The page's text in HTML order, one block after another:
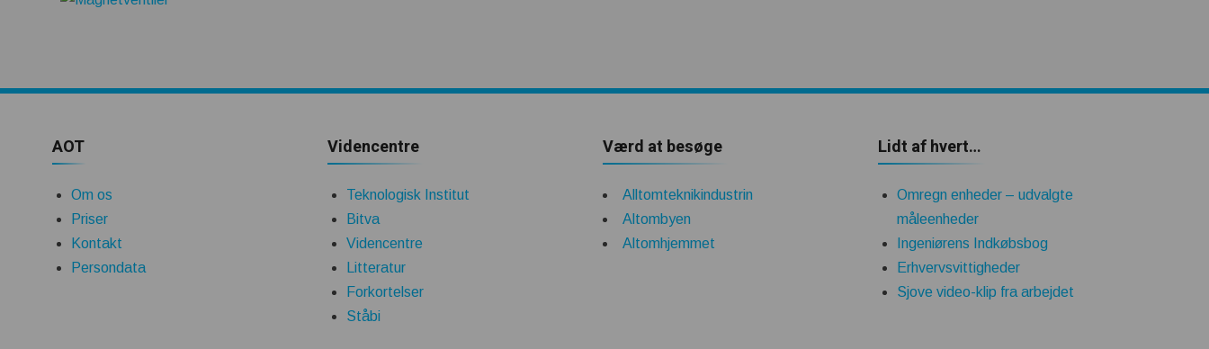
AOT
Om os
Priser
Kontakt
Persondata
Videncentre
Teknologisk Institut
Bitva
Videncentre
Litteratur
Forkortelser
Ståbi
Værd at besøge
Alltomteknikindustrin
Altombyen
Altomhjemmet
Lidt af hvert…
Omregn enheder – udvalgte
måleenheder
Ingeniørens Indkøbsbog
Erhvervsvittigheder
Sjove video-klip fra arbejdet